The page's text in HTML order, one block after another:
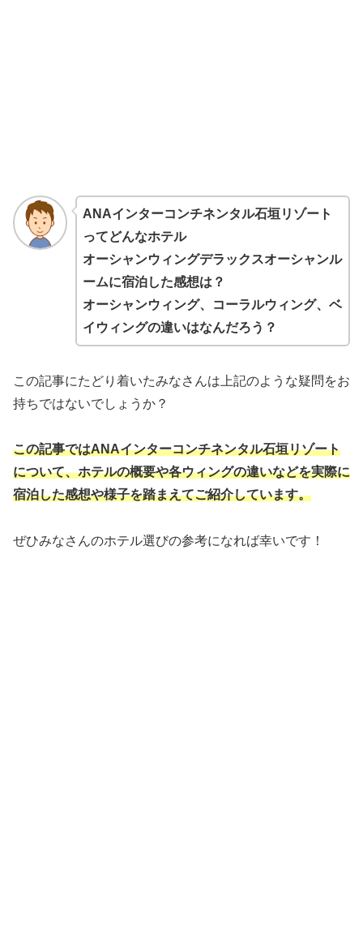
ANAインターコンチネンタル石垣リゾート
ってどんなホテル
オーシャンウィングデラックスオーシャンル
ームに宿泊した感想は？
オーシャンウィング、コーラルウィング、ベ
イウィングの違いはなんだろう？
この記事にたどり着いたみなさんは上記のような疑問をお
持ちではないでしょうか？
この記事ではANAインターコンチネンタル石垣リゾート
について、ホテルの概要や各ウィングの違いなどを実際に
宿泊した感想や様子を踏まえてご紹介しています。
ぜひみなさんのホテル選びの参考になれば幸いです！